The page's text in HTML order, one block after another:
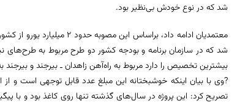
شد که در نوع خودش بی‌نظیر بود.
معتمدیان ادامه داد،
شد که در سازمان برنامه و بودجه کشور دو طرح مربوط به
بیشترین تخصیص را دارد مربوط به راه‌آهن زاهدان ـ بیرجند و
تصریح کرد: این پروژه در سال‌های گذشته تنها روی کاغذ بود و با